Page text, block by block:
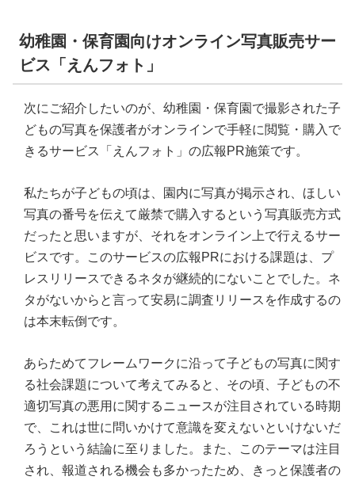
幼稚園・保育園向けオンライン写真販売サー
ビス「えんフォト」
次にご紹介したいのが、幼稚園・保育園で撮影された子
どもの写真を保護者がオンラインで手軽に閲覧・購入で
きるサービス「えんフォト」の広報PR施策です。
私たちが子どもの頃は、園内に写真が掲示され、ほしい
写真の番号を伝えて厳禁で購入するという写真販売方式
だったと思いますが、それをオンライン上で行えるサー
ビスです。このサービスの広報PRにおける課題は、プ
レスリリースできるネタが継続的にないことでした。ネ
タがないからと言って安易に調査リリースを作成するの
は本末転倒です。
あらためてフレームワークに沿って子どもの写真に関す
る社会課題について考えてみると、その頃、子どもの不
適切写真の悪用に関するニュースが注目されている時期
で、これは世に問いかけて意識を変えないといけないだ
ろうという結論に至りました。また、このテーマは注目
され、報道される機会も多かったため、きっと保護者の